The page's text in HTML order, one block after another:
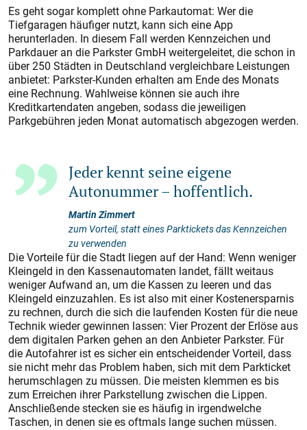
Es geht sogar komplett ohne Parkautomat: Wer die
Tiefgaragen häufiger nutzt, kann sich eine App
herunterladen. In diesem Fall werden Kennzeichen und
Parkdauer an die Parkster GmbH weitergeleitet, die schon in
über 250 Städten in Deutschland vergleichbare Leistungen
anbietet: Parkster-Kunden erhalten am Ende des Monats
eine Rechnung. Wahlweise können sie auch ihre
Kreditkartendaten angeben, sodass die jeweiligen
Parkgebühren jeden Monat automatisch abgezogen werden.
Jeder kennt seine eigene
Autonummer – hoffentlich.
Martin Zimmert
zum Vorteil, statt eines Parktickets das Kennzeichen
zu verwenden
Die Vorteile für die Stadt liegen auf der Hand: Wenn weniger
Kleingeld in den Kassenautomaten landet, fällt weitaus
weniger Aufwand an, um die Kassen zu leeren und das
Kleingeld einzuzahlen. Es ist also mit einer Kostenersparnis
zu rechnen, durch die sich die laufenden Kos­ten für die neue
Technik wieder gewinnen lassen: Vier Prozent der Erlöse aus
dem digitalen Parken gehen an den Anbieter Parkster. Für
die Autofahrer ist es sicher ein entscheidender Vorteil, dass
sie nicht mehr das Problem haben, sich mit dem Park­ticket
herumschlagen zu müssen. Die meis­ten klemmen es bis
zum Erreichen ihrer Parkstellung zwischen die Lippen.
Anschließende stecken sie es häufig in irgendwelche
Taschen, in denen sie es oftmals lange suchen müssen.